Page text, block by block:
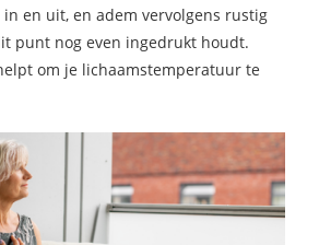
en uit, en adem vervolgens rustig
punt nog even ingedrukt houdt.
om je lichaamstemperatuur te